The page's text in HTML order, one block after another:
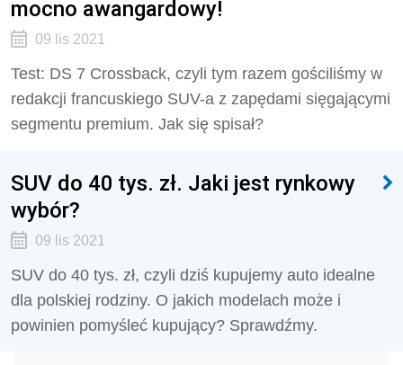
mocno awangardowy!
09 lis 2021
Test: DS 7 Crossback, czyli tym razem gościliśmy w
redakcji francuskiego SUV-a z zapędami sięgającymi
segmentu premium. Jak się spisał?
SUV do 40 tys. zł. Jaki jest rynkowy
wybór?
09 lis 2021
SUV do 40 tys. zł, czyli dziś kupujemy auto idealne
dla polskiej rodziny. O jakich modelach może i
powinien pomyśleć kupujący? Sprawdźmy.